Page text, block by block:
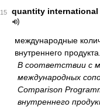
15 quantity
международные
внутреннего продукта.
В соответствии с
международных
Comparison
внутреннего